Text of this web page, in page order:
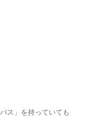
ス」を持っていても